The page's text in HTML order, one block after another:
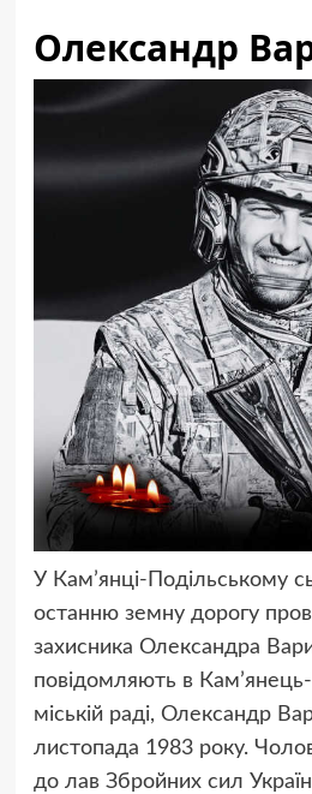
Олександр
У Кам’янці-Подільському
останню земну дорогу
захисника Олександра
повідомляють в Кам’янець-
міській раді, Олександр
листопада 1983 року.
до лав Збройних сил